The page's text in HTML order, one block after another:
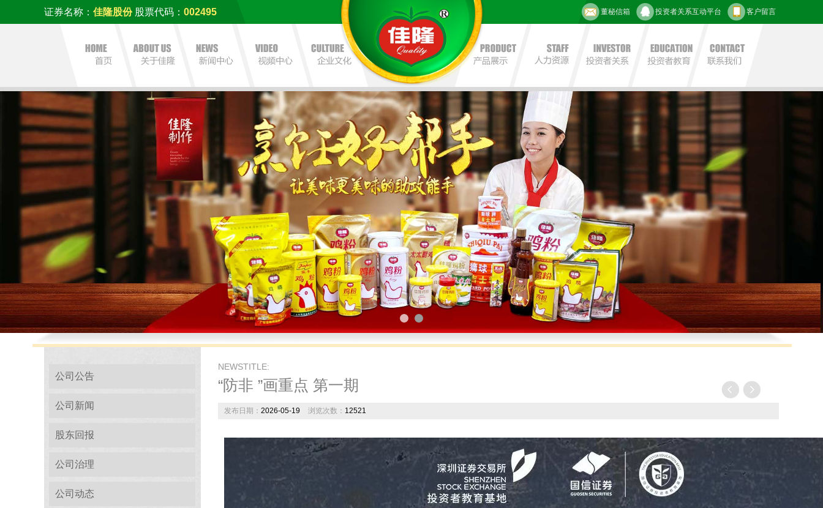
证券名称： 佳隆股份股票代码： 002495 董秘信箱 投资者关系互动平台 客户留言
1 2
公司公告
公司新闻
股东回报
公司治理
公司动态
NEWSTITLE:
“防非 ”画重点 第一期
发布日期： 2026-05-19 浏览次数： 12521